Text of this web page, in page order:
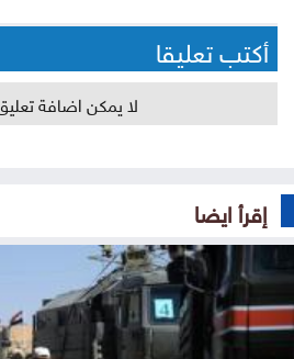
أكتب تعليقا
لا يمكن اضافة
إقرأ ايضا